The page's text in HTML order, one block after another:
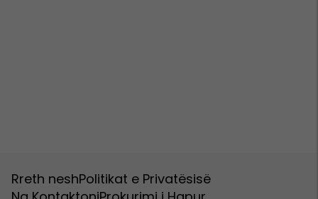
Rreth neshPolitikat e Privatësisë